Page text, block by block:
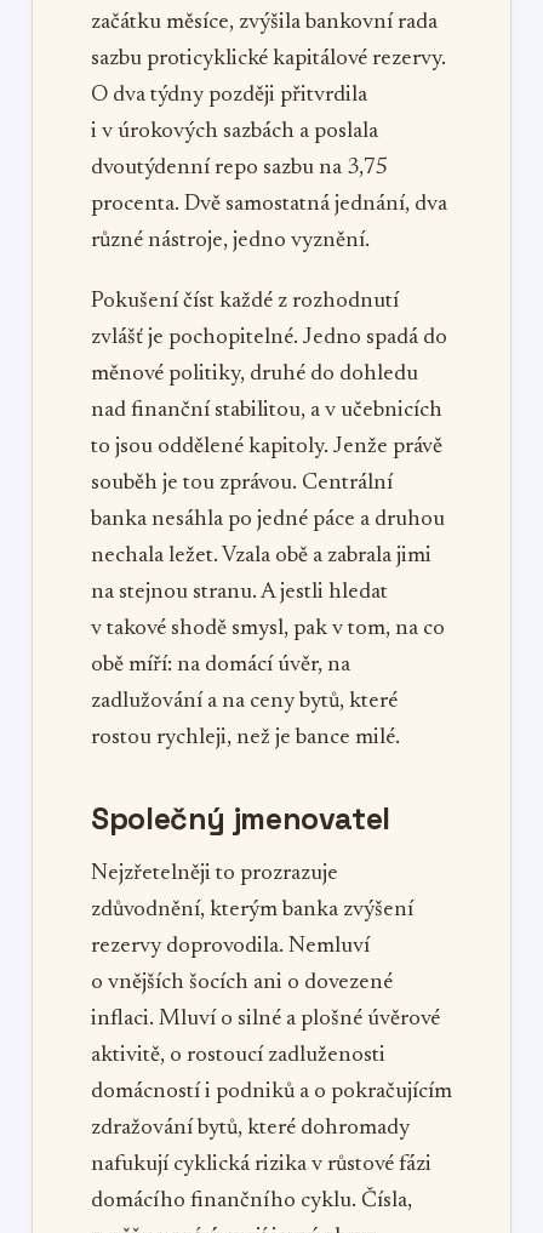
začátku měsíce, zvýšila bankovní rada
sazbu proticyklické kapitálové rezervy.
O dva týdny později přitvrdila
i v úrokových sazbách a poslala
dvoutýdenní repo sazbu na 3,75
procenta. Dvě samostatná jednání, dva
různé nástroje, jedno vyznění.
Pokušení číst každé z rozhodnutí
zvlášť je pochopitelné. Jedno spadá do
měnové politiky, druhé do dohledu
nad finanční stabilitou, a v učebnicích
to jsou oddělené kapitoly. Jenže právě
souběh je tou zprávou. Centrální
banka nesáhla po jedné páce a druhou
nechala ležet. Vzala obě a zabrala jimi
na stejnou stranu. A jestli hledat
v takové shodě smysl, pak v tom, na co
obě míří: na domácí úvěr, na
zadlužování a na ceny bytů, které
rostou rychleji, než je bance milé.
Společný jmenovatel
Nejzřetelněji to prozrazuje
zdůvodnění, kterým banka zvýšení
rezervy doprovodila. Nemluví
o vnějších šocích ani o dovezené
inflaci. Mluví o silné a plošné úvěrové
aktivitě, o rostoucí zadluženosti
domácností i podniků a o pokračujícím
zdražování bytů, které dohromady
nafukují cyklická rizika v růstové fázi
domácího finančního cyklu. Čísla,